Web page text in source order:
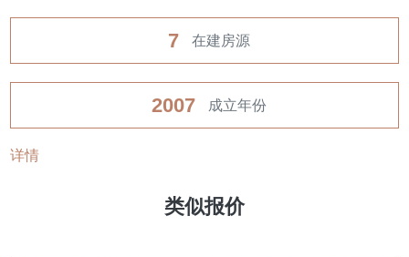
7 在建房源
2007 成立年份
详情
类似报价